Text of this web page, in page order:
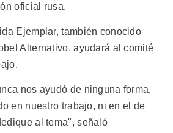
oficial rusa.
Ejemplar, también conocido
Alternativo, ayudará al comité
nos ayudó de ninguna forma,
en nuestro trabajo, ni en el de
al tema", señaló